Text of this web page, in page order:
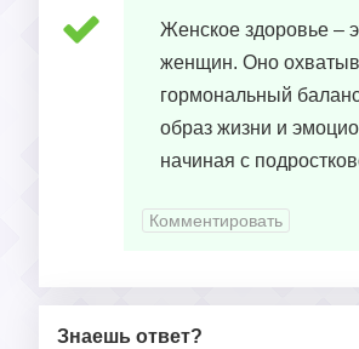
Женское здоровье –
женщин. Оно
гормональный
образ жизни и
начиная с
Комментировать
Знаешь ответ?